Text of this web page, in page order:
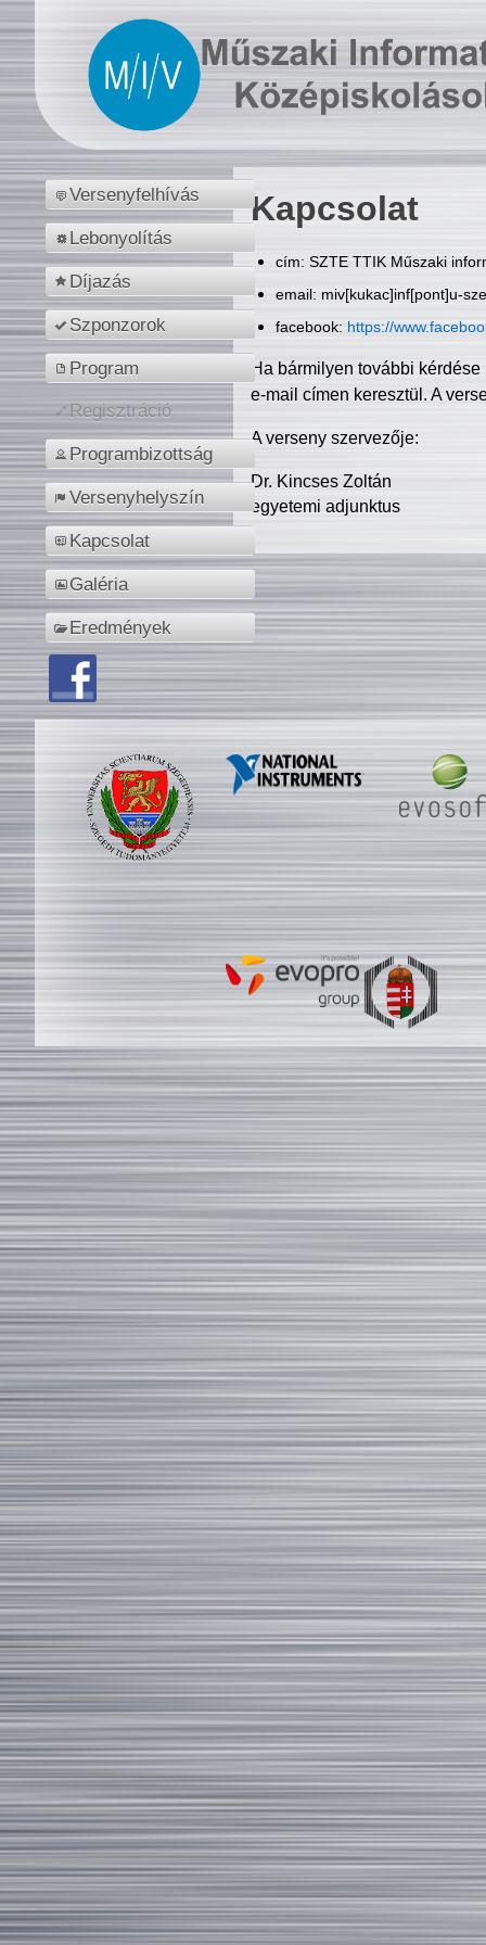
Versenyfelhívás
Lebonyolítás
Díjazás
Szponzorok
Program
Regisztráció
Programbizottság
Versenyhelyszín
Kapcsolat
Galéria
Eredmények
Kapcsolat
cím: SZTE TTIK Műszaki
email: miv[kukac]inf[pont]u-
facebook: https://
Ha bármilyen további
e-mail címen keresztül. A
A verseny szervezője:
Dr. Kincses Zoltán
egyetemi adjunktus